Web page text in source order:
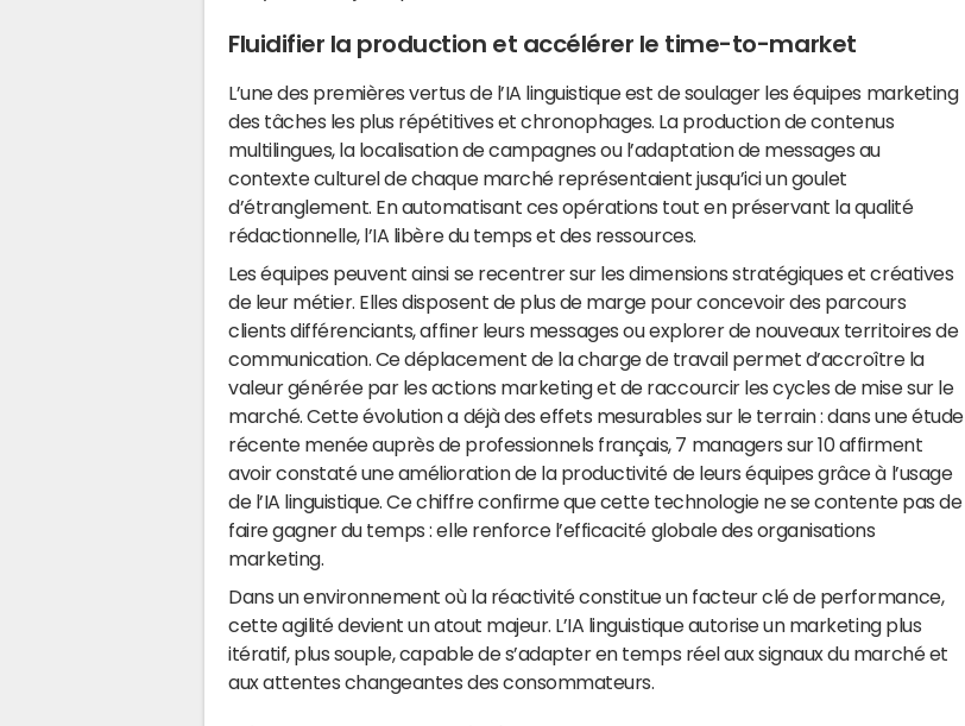
Fluidifier la production et accélérer le time-to-market
L’une des premières vertus de l’IA linguistique est de soulager les équipes marketing
des tâches les plus répétitives et chronophages. La production de contenus
multilingues, la localisation de campagnes ou l’adaptation de messages au
contexte culturel de chaque marché représentaient jusqu’ici un goulet
d’étranglement. En automatisant ces opérations tout en préservant la qualité
rédactionnelle, l’IA libère du temps et des ressources.
Les équipes peuvent ainsi se recentrer sur les dimensions stratégiques et créatives
de leur métier. Elles disposent de plus de marge pour concevoir des parcours
clients différenciants, affiner leurs messages ou explorer de nouveaux territoires de
communication. Ce déplacement de la charge de travail permet d’accroître la
valeur générée par les actions marketing et de raccourcir les cycles de mise sur le
marché. Cette évolution a déjà des effets mesurables sur le terrain : dans une étude
récente menée auprès de professionnels français, 7 managers sur 10 affirment
avoir constaté une amélioration de la productivité de leurs équipes grâce à l’usage
de l’IA linguistique. Ce chiffre confirme que cette technologie ne se contente pas de
faire gagner du temps : elle renforce l’efficacité globale des organisations
marketing.
Dans un environnement où la réactivité constitue un facteur clé de performance,
cette agilité devient un atout majeur. L’IA linguistique autorise un marketing plus
itératif, plus souple, capable de s’adapter en temps réel aux signaux du marché et
aux attentes changeantes des consommateurs.